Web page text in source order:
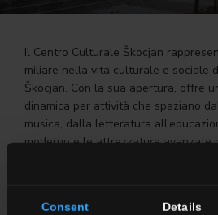
Consent Details
Il Centro Culturale Škocjan
miliare nella vita culturale e sociale
Škocjan. Con la sua apertura, offre
dinamica per attività che spaziano
musica, dalla letteratura
moderno e le attrezzature avanzate
garantiscono un ambiente ideale
vario genere, dai concerti alle